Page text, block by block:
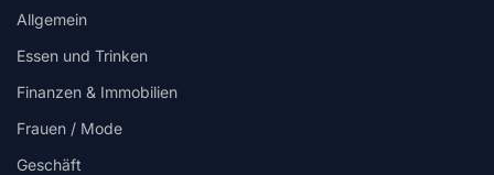
Allgemein
Essen und Trinken
Finanzen & Immobilien
Frauen / Mode
Geschäft